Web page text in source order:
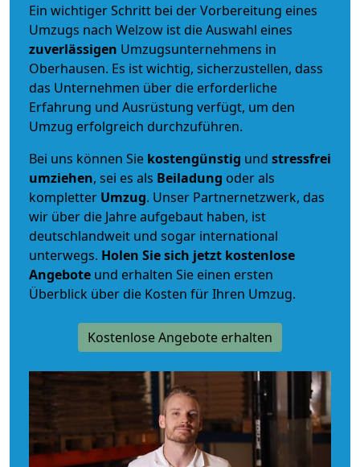
Ein wichtiger Schritt bei der Vorbereitung eines
Umzugs nach Welzow ist die Auswahl eines
zuverlässigen Umzugsunternehmens in
Oberhausen. Es ist wichtig, sicherzustellen, dass
das Unternehmen über die erforderliche
Erfahrung und Ausrüstung verfügt, um den
Umzug erfolgreich durchzuführen.
Bei uns können Sie kostengünstig und stressfrei
umziehen, sei es als Beiladung oder als
kompletter Umzug. Unser Partnernetzwerk, das
wir über die Jahre aufgebaut haben, ist
deutschlandweit und sogar international
unterwegs. Holen Sie sich jetzt kostenlose
Angebote und erhalten Sie einen ersten
Überblick über die Kosten für Ihren Umzug.
Kostenlose Angebote erhalten